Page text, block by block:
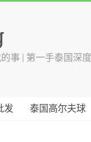
事 | 第一手泰国深
发 泰国高尔夫球